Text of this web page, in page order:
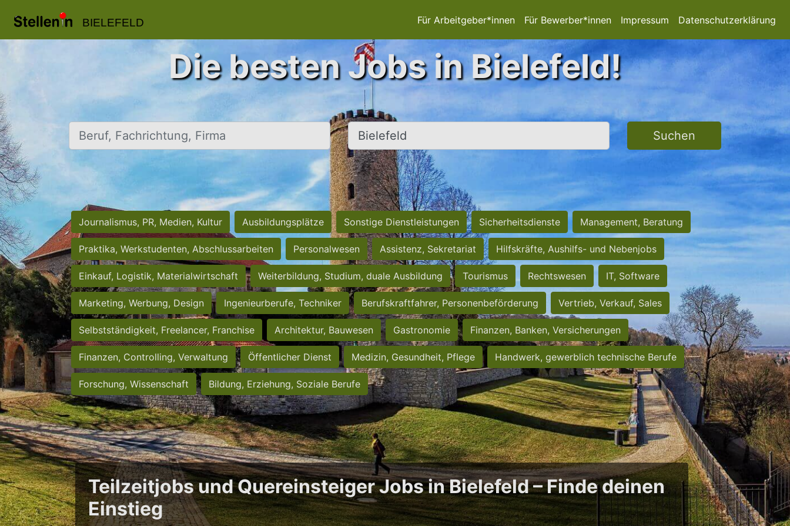
BIELEFELD Für Arbeitgeber*innen Für Bewerber*innen Impressum Datenschutzerklärung
Die besten Jobs in Bielefeld!
Beruf, Fachrichtung, Firma Ort, Stadt Suchen
Journalismus, PR, Medien, Kultur Ausbildungsplätze Sonstige Dienstleistungen Sicherheitsdienste Management, Beratung
Praktika, Werkstudenten, Abschlussarbeiten Personalwesen Assistenz, Sekretariat Hilfskräfte, Aushilfs- und Nebenjobs
Einkauf, Logistik, Materialwirtschaft Weiterbildung, Studium, duale Ausbildung Tourismus Rechtswesen IT, Software
Marketing, Werbung, Design Ingenieurberufe, Techniker Berufskraftfahrer, Personenbeförderung Vertrieb, Verkauf, Sales
Selbstständigkeit, Freelancer, Franchise Architektur, Bauwesen Gastronomie Finanzen, Banken, Versicherungen
Finanzen, Controlling, Verwaltung Öffentlicher Dienst Medizin, Gesundheit, Pflege Handwerk, gewerblich technische Berufe
Forschung, Wissenschaft Bildung, Erziehung, Soziale Berufe
Teilzeitjobs und Quereinsteiger Jobs in Bielefeld – Finde deinen
Einstieg